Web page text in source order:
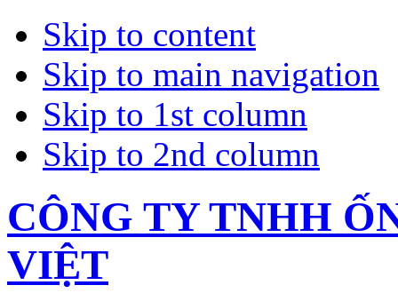
Skip to content
Skip to main navigation
Skip to 1st column
Skip to 2nd column
CÔNG TY TNHH
VIỆT